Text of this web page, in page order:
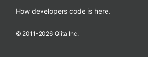
How developers code is here.
© 2011-2026 Qiita Inc.